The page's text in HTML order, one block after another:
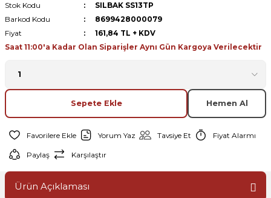
Stok Kodu
SILBAK SS13TP
Barkod Kodu
8699428000079
Fiyat
161,84 TL + KDV
Saat 11:00'a Kadar Olan Siparişler Aynı Gün Kargoya Verilecektir
Sepete Ekle Hemen Al
Yorum Yaz Tavsiye Et Fiyat Alarmı
Paylaş Karşılaştır
Ürün Açıklaması